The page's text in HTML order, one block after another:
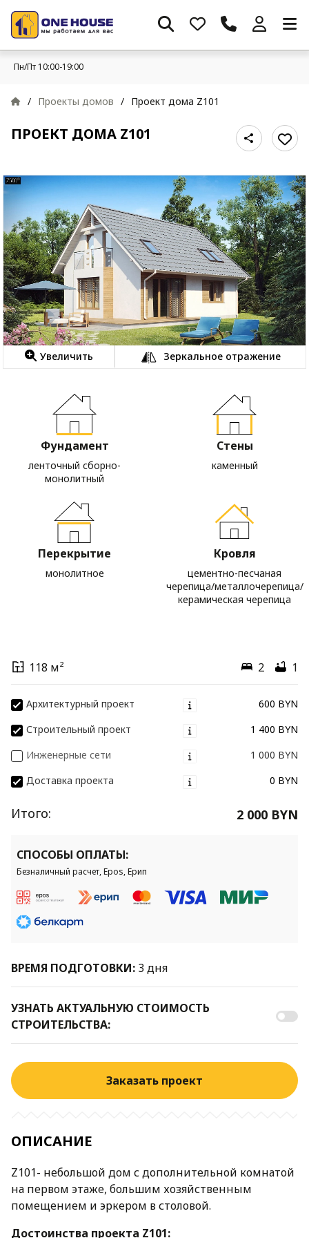
Пн/Пт 10:00-19:00
/ Проекты домов / Проект дома Z101
ПРОЕКТ ДОМА Z101
Увеличить Зеркальное отражение
Фундамент
ленточный сборно-
монолитный
Стены
каменный
Перекрытие
монолитное
Кровля
цементно-песчаная
черепица/металлочерепица/
керамическая черепица
118 м² 2 1
Архитектурный проект
600 BYN
Строительный проект
1 400 BYN
Инженерные сети
1 000 BYN
Доставка проекта
0 BYN
Итого: 2 000 BYN
СПОСОБЫ ОПЛАТЫ:
Безналичный расчет, Epos, Ерип
ВРЕМЯ ПОДГОТОВКИ: 3 дня
УЗНАТЬ АКТУАЛЬНУЮ СТОИМОСТЬ
СТРОИТЕЛЬСТВА:
Заказать проект
ОПИСАНИЕ
Z101- небольшой дом с дополнительной комнатой
на первом этаже, большим хозяйственным
помещением и эркером в столовой.
Достоинства проекта Z101: